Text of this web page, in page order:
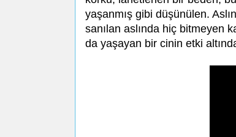
yaşanmış gibi düşünülen.
sanılan aslında hiç bitmeyen
da yaşayan bir cinin etki